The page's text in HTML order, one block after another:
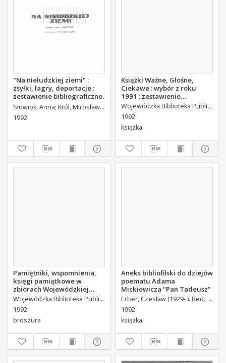
"Na nieludzkiej ziemi" :
zsyłki, łagry, deportacje :
zestawienie bibliograficzne.
Słowiok, Anna Król, Mirosław. Wybór
1992
Książki Ważne, Głośne,
Ciekawe : wybór z roku
1991 : zestawienie
bibliograficzne
Wojewódzka Biblioteka Publiczna (Kielce). Dział Informacyjno-Bibliograficzny.
1992
książka
Pamiętniki, wspomnienia,
księgi pamiątkowe w
zbiorach Wojewódzkiej
Biblioteki Publicznej w
Kielcach (wybór): katalog
wystawy.
Wojewódzka Biblioteka Publiczna (Kielce). Dział Informacyjno-Bibliograficzny.
1992
broszura
Aneks bibliofilski do dziejów
poematu Adama
Mickiewicza "Pan Tadeusz"
Erber, Czesław (1929- ). Red. Żak,
1992
książka